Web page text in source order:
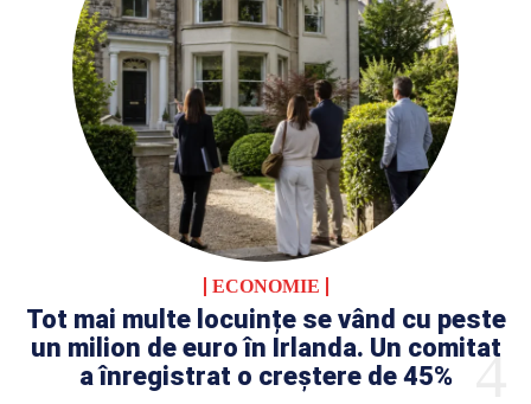
ECONOMIE
Tot mai multe locuințe se vând cu peste
un milion de euro în Irlanda. Un comitat
a înregistrat o creștere de 45%